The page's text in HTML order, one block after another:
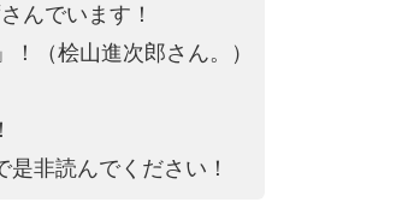
んでいます！
（桧山進次郎さん。）
非読んでください！